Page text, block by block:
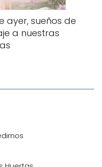
ayer, sueños de
a nuestras